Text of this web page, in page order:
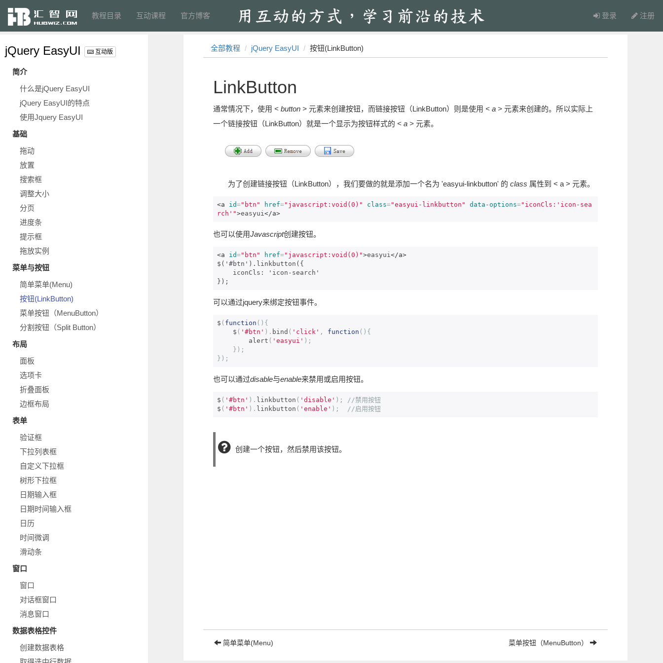
教程目录 互动课程 官方博客 登录 注册
jQuery EasyUI 互动版
简介
什么是jQuery EasyUI
jQuery EasyUI的特点
使用Jquery EasyUI
基础
拖动
放置
搜索框
调整大小
分页
进度条
提示框
拖放实例
菜单与按钮
简单菜单(Menu)
按钮(LinkButton)
菜单按钮（MenuButton）
分割按钮（Split Button）
布局
面板
选项卡
折叠面板
边框布局
表单
验证框
下拉列表框
自定义下拉框
树形下拉框
日期输入框
日期时间输入框
日历
时间微调
滑动条
窗口
窗口
对话框窗口
消息窗口
数据表格控件
创建数据表格
全部教程 jQuery EasyUI 按钮(LinkButton)
LinkButton
通常情况下，使用 < button > 元素来创建按钮，而链接按钮（LinkButton）则是使用 < a > 元素来创建的。所以实际上
一个链接按钮（LinkButton）就是一个显示为按钮样式的 < a > 元素。
为了创建链接按钮（LinkButton），我们要做的就是添加一个名为 'easyui-linkbutton' 的 class 属性到 < a > 元素。
<a id="btn" href="javascript:void(0)" class="easyui-linkbutton" data-options="iconCls:'icon-sea
rch'">easyui</a>
也可以使用Javascript创建按钮。
<a id="btn" href="javascript:void(0)">easyui</a>
$('#btn').linkbutton({
});
可以通过jquery来绑定按钮事件。
$ ( function (){
    $
( '#btn' ). bind ( 'click' , function (){
        alert
( 'easyui' );
});
});
也可以通过disable与enable来禁用或启用按钮。
$ ( '#btn' ). linkbutton ( 'disable' );
//禁用按钮
$ ( '#btn' ). linkbutton ( 'enable' ); //启用按钮
创建一个按钮，然后禁用该按钮。
简单菜单(Menu) 菜单按钮（MenuButton）